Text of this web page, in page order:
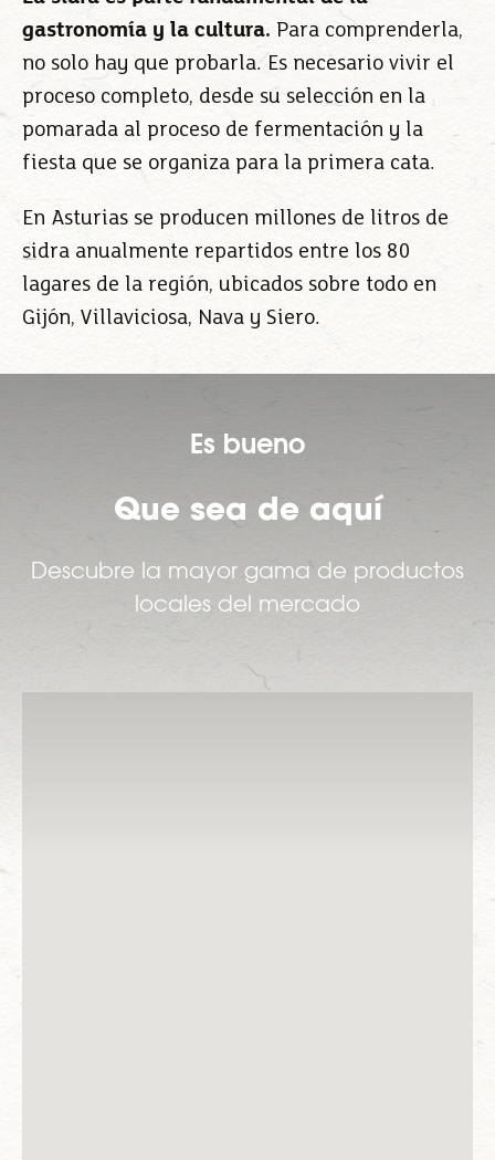
gastronomía y la cultura. Para comprenderla,
no solo hay que probarla. Es necesario vivir el
proceso completo, desde su selección en la
pomarada al proceso de fermentación y la
fiesta que se organiza para la primera cata.
En Asturias se producen millones de litros de
sidra anualmente repartidos entre los 80
lagares de la región, ubicados sobre todo en
Gijón, Villaviciosa, Nava y Siero.
Es bueno
Que sea de aquí
Descubre la mayor gama de productos
locales del mercado